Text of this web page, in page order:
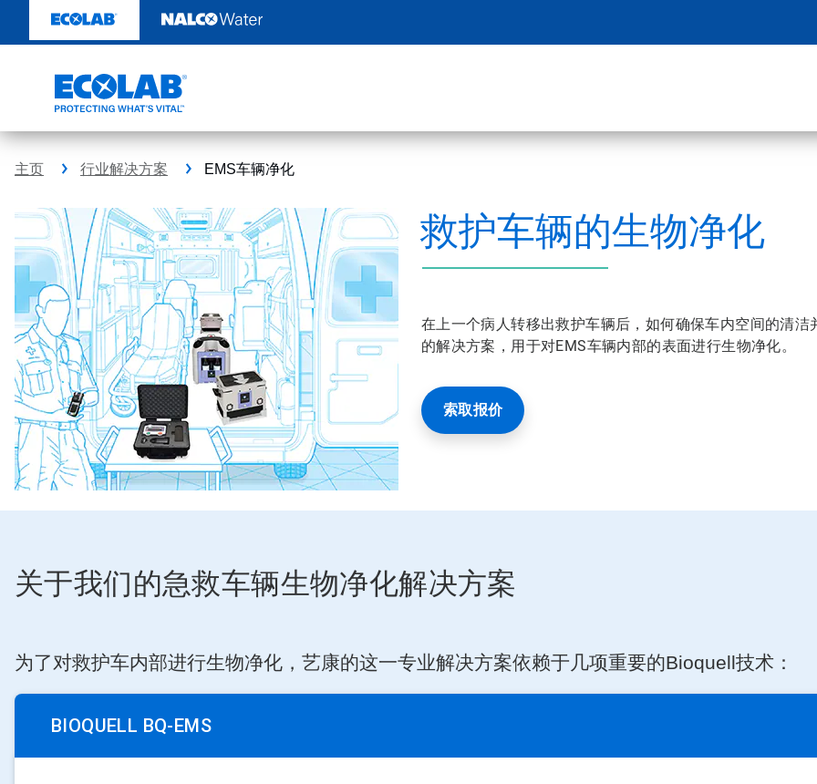
至
主页 行业解决方案 EMS车辆净化
救护车辆的生物净化
在上一个病人转移出救护车辆后，如何确保车内空间的清
的解决方案，用于对EMS车辆内部的表面进行生物净化。
索取报价
关于我们的急救车辆生物净化解决方案
为了对救护车内部进行生物净化，艺康的这一专业解决方案依赖于几项重要的Bioquell技术：
BIOQUELL BQ-EMS